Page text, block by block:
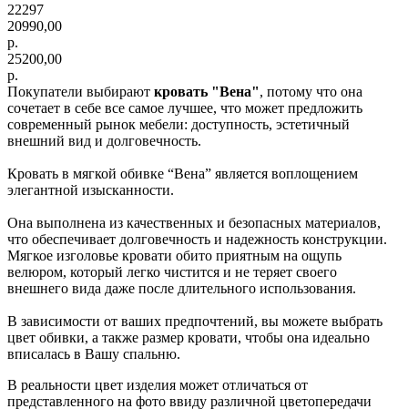
22297
20990,00
р.
25200,00
р.
Покупатели выбирают кровать "Вена", потому что она
сочетает в себе все самое лучшее, что может предложить
современный рынок мебели: доступность, эстетичный
внешний вид и долговечность.
Кровать в мягкой обивке “Вена” является воплощением
элегантной изысканности.
Она выполнена из качественных и безопасных материалов,
что обеспечивает долговечность и надежность конструкции.
Мягкое изголовье кровати обито приятным на ощупь
велюром, который легко чистится и не теряет своего
внешнего вида даже после длительного использования.
В зависимости от ваших предпочтений, вы можете выбрать
цвет обивки, а также размер кровати, чтобы она идеально
вписалась в Вашу спальню.
В реальности цвет изделия может отличаться от
представленного на фото ввиду различной цветопередачи